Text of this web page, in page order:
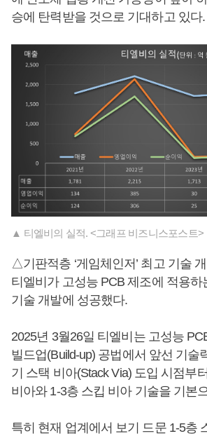
승에 탄력받을 것으로 기대하고 있다.
▲ 티엘비의 실적. <그래프 비즈니스포스트>
△기판적층 ‘게임체인저’ 최고 기술
티엘비가 고성능 PCB 제조에 적용하
기술 개발에 성공했다.
2025년 3월26일 티엘비는 고성능
빌드업(Build-up) 공법에서 앞선 기술
기 스택 비아(Stack Via) 도입 시점부
비아와 1-3층 스킵 비아 기술을 기본
특히 현재 업계에서 보기 드문 1-5층